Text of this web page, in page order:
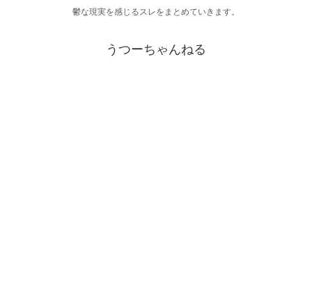
鬱な現実を感じるスレをまとめていきます。
うつーちゃんねる